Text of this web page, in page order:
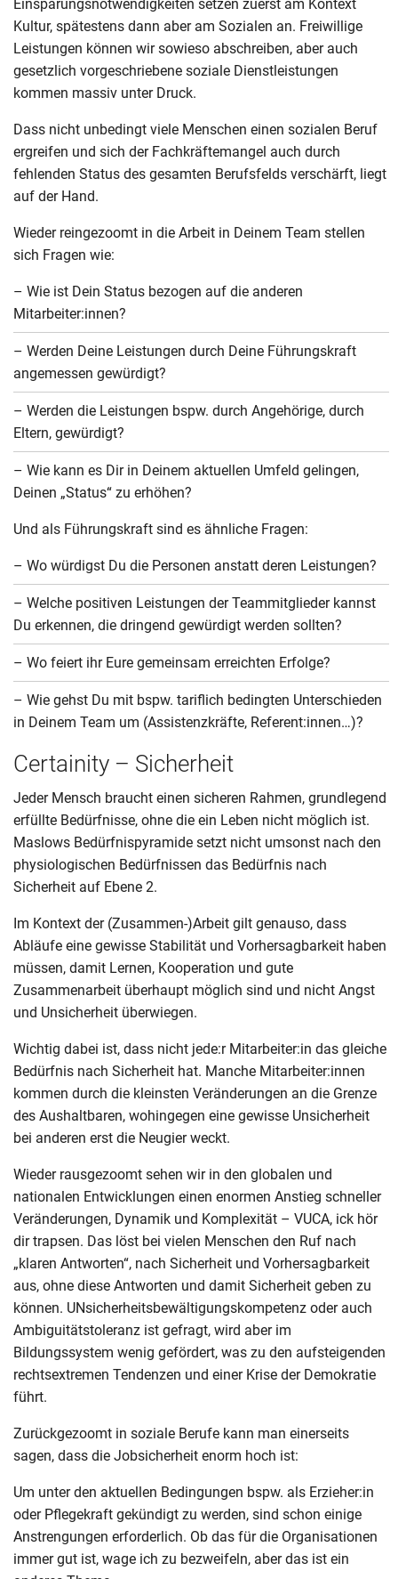
Einsparungsnotwendigkeiten setzen zuerst am Kontext
Kultur, spätestens dann aber am Sozialen an. Freiwillige
Leistungen können wir sowieso abschreiben, aber auch
gesetzlich vorgeschriebene soziale Dienstleistungen
kommen massiv unter Druck.
Dass nicht unbedingt viele Menschen einen sozialen Beruf
ergreifen und sich der Fachkräftemangel auch durch
fehlenden Status des gesamten Berufsfelds verschärft, liegt
auf der Hand.
Wieder reingezoomt in die Arbeit in Deinem Team stellen
sich Fragen wie:
– Wie ist Dein Status bezogen auf die anderen
Mitarbeiter:innen?
– Werden Deine Leistungen durch Deine Führungskraft
angemessen gewürdigt?
– Werden die Leistungen bspw. durch Angehörige, durch
Eltern, gewürdigt?
– Wie kann es Dir in Deinem aktuellen Umfeld gelingen,
Deinen „Status“ zu erhöhen?
Und als Führungskraft sind es ähnliche Fragen:
– Wo würdigst Du die Personen anstatt deren Leistungen?
– Welche positiven Leistungen der Teammitglieder kannst
Du erkennen, die dringend gewürdigt werden sollten?
– Wo feiert ihr Eure gemeinsam erreichten Erfolge?
– Wie gehst Du mit bspw. tariflich bedingten Unterschieden
in Deinem Team um (Assistenzkräfte, Referent:innen…)?
Certainity – Sicherheit
Jeder Mensch braucht einen sicheren Rahmen, grundlegend
erfüllte Bedürfnisse, ohne die ein Leben nicht möglich ist.
Maslows Bedürfnispyramide setzt nicht umsonst nach den
physiologischen Bedürfnissen das Bedürfnis nach
Sicherheit auf Ebene 2.
Im Kontext der (Zusammen-)Arbeit gilt genauso, dass
Abläufe eine gewisse Stabilität und Vorhersagbarkeit haben
müssen, damit Lernen, Kooperation und gute
Zusammenarbeit überhaupt möglich sind und nicht Angst
und Unsicherheit überwiegen.
Wichtig dabei ist, dass nicht jede:r Mitarbeiter:in das gleiche
Bedürfnis nach Sicherheit hat. Manche Mitarbeiter:innen
kommen durch die kleinsten Veränderungen an die Grenze
des Aushaltbaren, wohingegen eine gewisse Unsicherheit
bei anderen erst die Neugier weckt.
Wieder rausgezoomt sehen wir in den globalen und
nationalen Entwicklungen einen enormen Anstieg schneller
Veränderungen, Dynamik und Komplexität – VUCA, ick hör
dir trapsen. Das löst bei vielen Menschen den Ruf nach
„klaren Antworten“, nach Sicherheit und Vorhersagbarkeit
aus, ohne diese Antworten und damit Sicherheit geben zu
können. UNsicherheitsbewältigungskompetenz oder auch
Ambiguitätstoleranz ist gefragt, wird aber im
Bildungssystem wenig gefördert, was zu den aufsteigenden
rechtsextremen Tendenzen und einer Krise der Demokratie
führt.
Zurückgezoomt in soziale Berufe kann man einerseits
sagen, dass die Jobsicherheit enorm hoch ist:
Um unter den aktuellen Bedingungen bspw. als Erzieher:in
oder Pflegekraft gekündigt zu werden, sind schon einige
Anstrengungen erforderlich. Ob das für die Organisationen
immer gut ist, wage ich zu bezweifeln, aber das ist ein